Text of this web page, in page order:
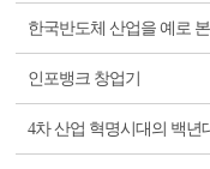
한국반도체 산업을 예로
인포뱅크 창업기
4차 산업 혁명시대의 백